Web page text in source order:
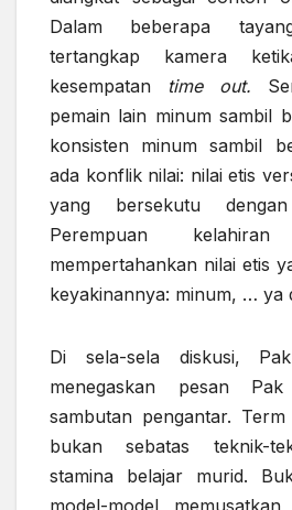
Dalam beberapa
tertangkap kamera
kesempatan time out.
pemain lain minum sambil
konsisten minum sambil
ada konflik nilai: nilai etis
yang bersekutu
Perempuan
mempertahankan nilai etis
keyakinannya: minum, … ya
Di sela-sela diskusi,
menegaskan pesan
sambutan pengantar.
bukan sebatas teknik-
stamina belajar murid.